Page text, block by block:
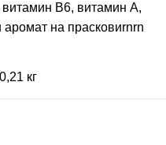
В6, витамин А,
на прасковиrnrn
0,21 кг